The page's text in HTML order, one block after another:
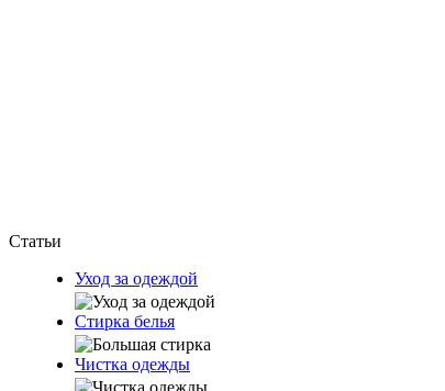
Статьи
Уход за одеждой
Стирка белья
Чистка одежды